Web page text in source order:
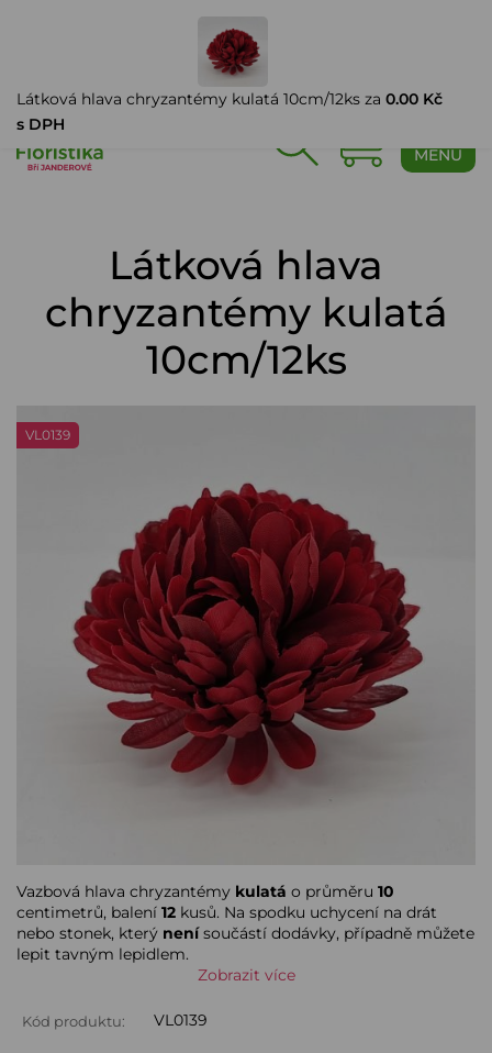
MENU
Látková hlava
chryzantémy kulatá
10cm/12ks
VL0139
Vazbová hlava chryzantémy kulatá o průměru 10
centimetrů, balení 12 kusů. Na spodku uchycení na drát
nebo stonek, který nenísoučástí dodávky, případně můžete
lepit tavným lepidlem.
Zobrazit více
Kód produktu: VL0139
Látková hlava chryzantémy kulatá 10cm/12ks za 0.00 Kč
s DPH